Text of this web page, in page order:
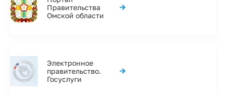
Правительства
Омской области
→
Электронное
правительство.
Госуслуги
→